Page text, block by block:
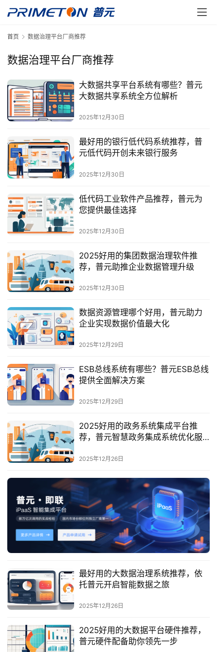
最
新
动
产
品
解
决
方
案
生
态
与
合
服
务
与
了
联
系
我
们
首页 数据治理平台厂商推荐
数据治理平台厂商推荐
大数据共享平台系统有哪些？普元
大数据共享系统全方位解析
2025年12月30日
最好用的银行低代码系统推荐，普
元低代码开创未来银行服务
2025年12月30日
低代码工业软件产品推荐，普元为
您提供最佳选择
2025年12月30日
2025好用的集团数据治理软件推
荐，普元助推企业数据管理升级
2025年12月30日
数据资源管理哪个好用，普元助力
企业实现数据价值最大化
2025年12月29日
ESB总线系统有哪些？普元ESB总线
提供全面解决方案
2025年12月29日
2025好用的政务系统集成平台推
荐，普元智慧政务集成系统优化服
2025年12月26日
最好用的大数据治理系统推荐，依
托普元开启智能数据之旅
2025年12月26日
2025好用的大数据平台硬件推荐，
普元硬件配备助你领先一步